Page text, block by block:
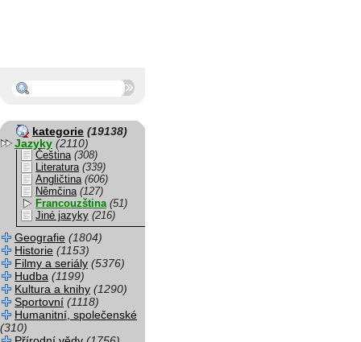
kategorie (19138)
Jazyky (2110)
Čeština (308)
Literatura (339)
Angličtina (606)
Němčina (127)
Francouzština (51)
Jiné jazyky (216)
Geografie (1804)
Historie (1153)
Filmy a seriály (5376)
Hudba (1199)
Kultura a knihy (1290)
Sportovní (1118)
Humanitní, společenské
(310)